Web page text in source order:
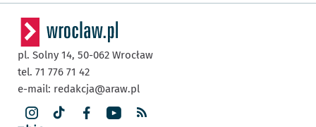
pl. Solny 14, 50-062 Wrocław
tel. 71 776 71 42
e-mail: redakcja@araw.pl